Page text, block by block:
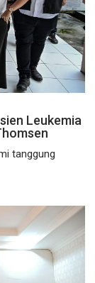
Leukemia
tanggung